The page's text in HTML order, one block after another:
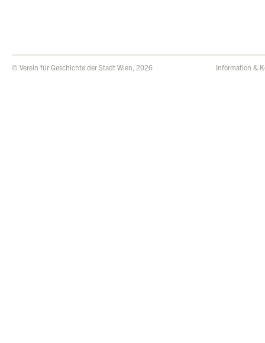
© Verein für Geschichte der Stadt Wien, 2026 Information &